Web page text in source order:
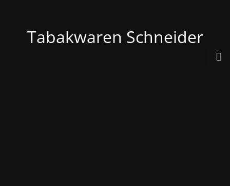
Tabakwaren Schneider